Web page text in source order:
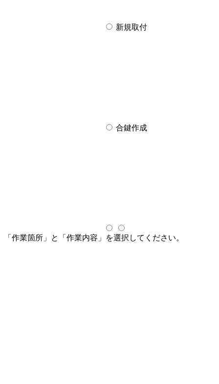
新規取付
合鍵作成
「作業箇所」と「作業内容」を選択してください。